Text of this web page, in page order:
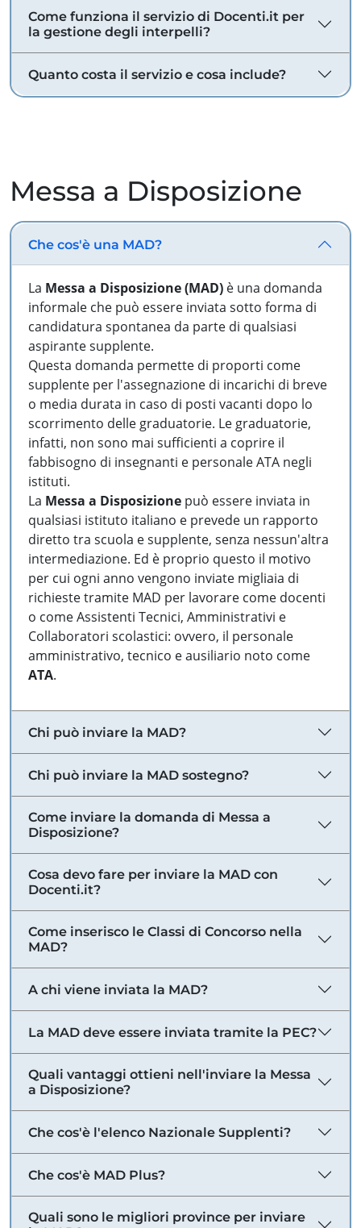
Come funziona il servizio di Docenti.it per
la gestione degli interpelli?
Quanto costa il servizio e cosa include?
Messa a Disposizione
Che cos'è una MAD?
La Messa a Disposizione (MAD) è una domanda
informale che può essere inviata sotto forma di
candidatura spontanea da parte di qualsiasi
aspirante supplente.
Questa domanda permette di proporti come
supplente per l'assegnazione di incarichi di breve
o media durata in caso di posti vacanti dopo lo
scorrimento delle graduatorie. Le graduatorie,
infatti, non sono mai sufficienti a coprire il
fabbisogno di insegnanti e personale ATA negli
istituti.
La Messa a Disposizione può essere inviata in
qualsiasi istituto italiano e prevede un rapporto
diretto tra scuola e supplente, senza nessun'altra
intermediazione. Ed è proprio questo il motivo
per cui ogni anno vengono inviate migliaia di
richieste tramite MAD per lavorare come docenti
o come Assistenti Tecnici, Amministrativi e
Collaboratori scolastici: ovvero, il personale
amministrativo, tecnico e ausiliario noto come
ATA.
Chi può inviare la MAD?
Chi può inviare la MAD sostegno?
Come inviare la domanda di Messa a
Disposizione?
Cosa devo fare per inviare la MAD con
Docenti.it?
Come inserisco le Classi di Concorso nella
MAD?
A chi viene inviata la MAD?
La MAD deve essere inviata tramite la PEC?
Quali vantaggi ottieni nell'inviare la Messa
a Disposizione?
Che cos'è l'elenco Nazionale Supplenti?
Che cos'è MAD Plus?
Quali sono le migliori province per inviare